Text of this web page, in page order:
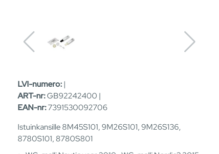
LVI-numero:|
ART-nr:GB92242400 |
EAN-nr:7391530092706
Istuinkansille 8M45S101, 9M26S101, 9M26S136,
8780S101, 8780S801